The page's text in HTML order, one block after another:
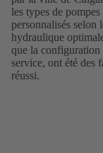
les types de
personnalisés
hydraulique
que la configuration
service, ont été des
réussi.